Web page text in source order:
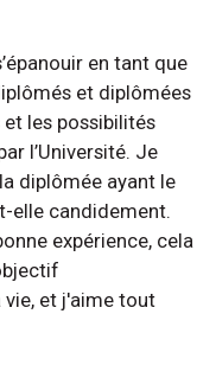
en tant que
et diplômées
et les possibilités
l’Université. Je
diplômée ayant le
elle candidement.
expérience, cela
et j'aime tout